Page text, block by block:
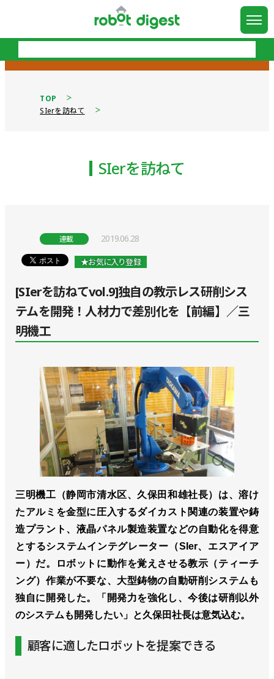
TOP
SIerを訪ねて
SIerを訪ねて
連載 2019.06.28
★お気に入り登録
[SIerを訪ねてvol.9]独自の教示レス研削シス
テムを開発！人材力で差別化を【前編】／三
明機工
三明機工（静岡市清水区、久保田和雄社長）は、溶け
たアルミを金型に圧入するダイカスト関連の装置や鋳
造プラント、液晶パネル製造装置などの自動化を得意
とするシステムインテグレーター（SIer、エスアイア
ー）だ。ロボットに動作を覚えさせる教示（ティーチ
ング）作業が不要な、大型鋳物の自動研削システムも
独自に開発した。「開発力を強化し、今後は研削以外
のシステムも開発したい」と久保田社長は意気込む。
顧客に適したロボットを提案できる